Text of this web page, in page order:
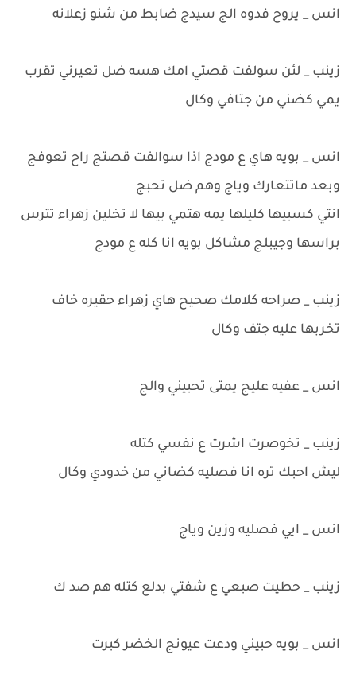
انس _ يروح فدوه الج سيدج ضابط من شنو زعلانه
زينب _ لئن سولفت قصتي امك هسه ضل تعيرني تقرب
يمي كضني من جتافي وكال
انس _ بويه هاي ع مودج اذا سوالفت قصتج راح تعوفج
وبعد ماتتعارك وياج وهم ضل تحبج
انتي كسبيها كليلها يمه هتمي بيها لا تخلين زهراء تترس
براسها وجيبلج مشاكل بويه انا كله ع مودج
زينب _ صراحه كلامك صحيح هاي زهراء حقيره خاف
تخربها عليه جتف وكال
انس _ عفيه عليج يمتى تحبيني والج
زينب _ تخوصرت اشرت ع نفسي كتله
ليش احبك تره انا فصليه كضاني من خدودي وكال
انس _ ايي فصليه وزين وياج
زينب _ حطيت صبعي ع شفتي بدلع كتله هم صد ك
انس _ بويه حبيني ودعت عيونج الخضر كبرت